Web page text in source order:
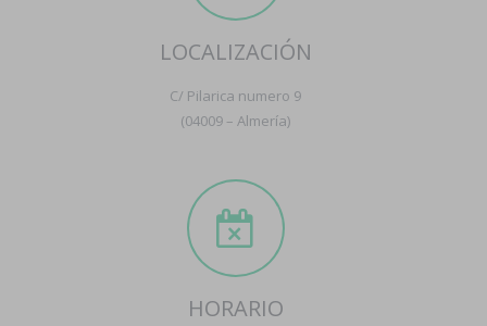
LOCALIZACIÓN
C/ Pilarica numero 9
(04009 – Almería)
HORARIO